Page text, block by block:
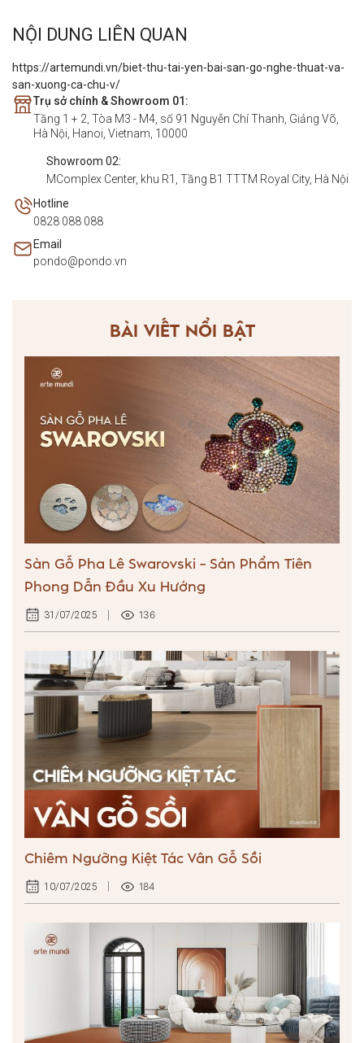
BÀI VIẾT NỔI BẬT
Sàn Gỗ Pha Lê Swarovski – Sản Phẩm Tiên
Phong Dẫn Đầu Xu Hướng
31/07/2025 136
Chiêm Ngưỡng Kiệt Tác Vân Gỗ Sồi
10/07/2025 184
NỘI DUNG LIÊN QUAN
https://artemundi.vn/biet-thu-tai-yen-bai-san-go-nghe-thuat-va-
san-xuong-ca-chu-v/
Trụ sở chính & Showroom 01:
Tầng 1 + 2, Tòa M3 - M4, số 91 Nguyễn Chí Thanh, Giảng Võ,
Hà Nội, Hanoi, Vietnam, 10000
Showroom 02:
MComplex Center, khu R1, Tầng B1 TTTM Royal City, Hà Nội
Hotline
0828 088 088
Email
pondo@pondo.vn